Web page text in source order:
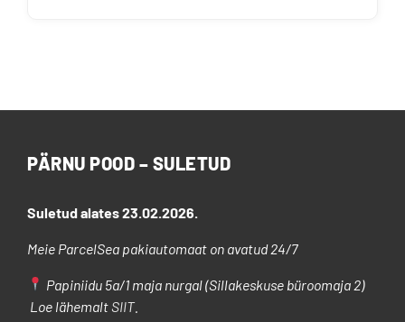
PÄRNU POOD – SULETUD
Suletud alates 23.02.2026.
Meie ParcelSea pakiautomaat on avatud 24/7
Papiniidu 5a/1 maja nurgal (Sillakeskuse büroomaja 2)
Loe lähemaltSIIT.